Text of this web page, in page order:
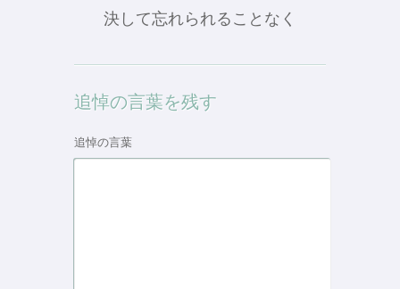
決して忘れられることなく
追悼の言葉を残す
追悼の言葉